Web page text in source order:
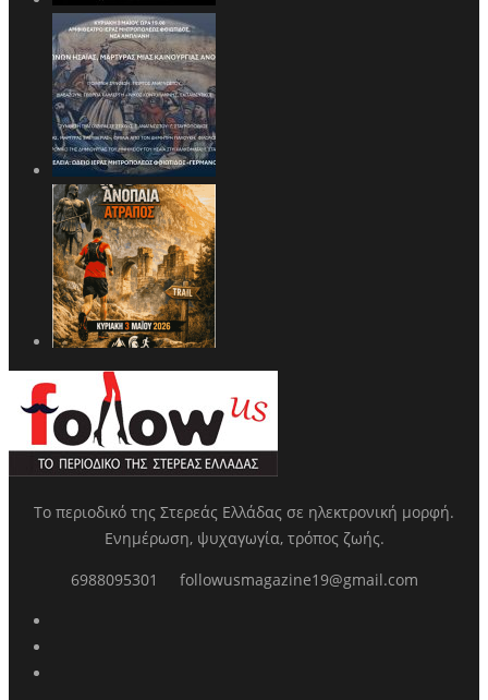
Το περιοδικό της Στερεάς Ελλάδας σε ηλεκτρονική μορφή.
Ενημέρωση, ψυχαγωγία, τρόπος ζωής.
6988095301 followusmagazine19@gmail.com